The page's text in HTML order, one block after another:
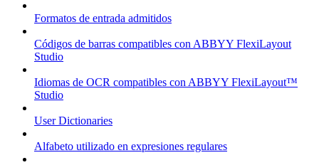
Formatos de entrada admitidos
Códigos de barras compatibles con ABBYY FlexiLayout
Studio
Idiomas de OCR compatibles con ABBYY FlexiLayout™
Studio
User Dictionaries
Alfabeto utilizado en expresiones regulares